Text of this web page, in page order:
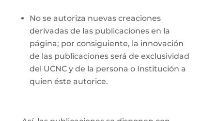
No se autoriza nuevas creaciones
derivadas de las publicaciones en la
página; por consiguiente, la innovación
de las publicaciones será de exclusividad
del UCNC y de la persona o Institución a
quien éste autorice.